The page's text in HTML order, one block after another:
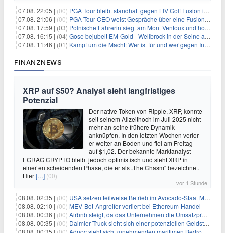
07.08. 22:05 | (00) PGA Tour bleibt standhaft gegen LIV Golf Fusion in einem sich wandelnden Sportumfeld
07.08. 21:06 | (00) PGA Tour-CEO weist Gespräche über eine Fusion mit LIV Golf zurück und bekräftigt die Wettbewerbslandschaft
07.08. 17:59 | (03) Polnische Fahrerin siegt am Mont Ventoux und holt Tour-Gelb
07.08. 16:15 | (04) Gose bejubelt EM-Gold - Wellbrock in der Seine ausgebremst
07.08. 11:46 | (01) Kampf um die Macht: Wer ist für und wer gegen Infantino?
FINANZNEWS
XRP auf $50? Analyst sieht langfristiges
Potenzial
Der native Token von Ripple, XRP, konnte
seit seinem Allzeithoch im Juli 2025 nicht
mehr an seine frühere Dynamik
anknüpfen. In den letzten Wochen verlor
er weiter an Boden und fiel am Freitag
auf $1,02. Der bekannte Marktanalyst
EGRAG CRYPTO bleibt jedoch optimistisch und sieht XRP in
einer entscheidenden Phase, die er als „The Chasm“ bezeichnet.
Hier[…] (00)
vor 1 Stunde
08.08. 02:35 | (00) USA setzen teilweise Betrieb im Avocado-Staat Michoacán in Mexiko wieder in Gang
08.08. 02:10 | (00) MEV-Bot-Angreifer verliert bei Ethereum-Handel
08.08. 00:36 | (00) Airbnb steigt, da das Unternehmen die Umsatzprognose anhebt und starkes Wachstum signalisiert
08.08. 00:35 | (00) Daimler Truck sieht sich einer potenziellen Geldstrafe von 1 Milliarde Euro aufgrund von EU-Emissionsvorschriften gegenüber